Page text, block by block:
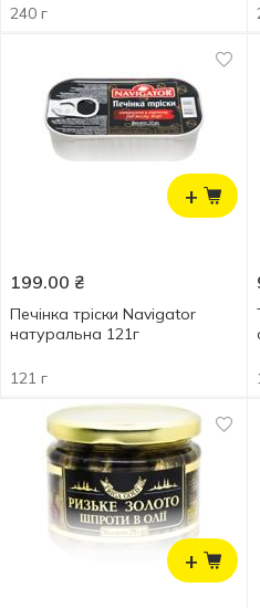
240 г
+
199.00 ₴
Печінка тріски Navigator
натуральна 121г
121 г
+